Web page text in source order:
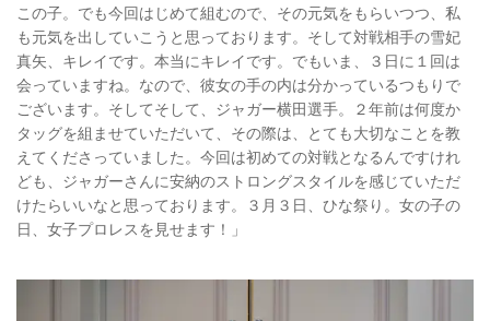
この子。でも今回はじめて組むので、その元気をもらいつつ、私
も元気を出していこうと思っております。そして対戦相手の雪妃
真矢、キレイです。本当にキレイです。でもいま、３日に１回は
会っていますね。なので、彼女の手の内は分かっているつもりで
ございます。そしてそして、ジャガー横田選手。２年前は何度か
タッグを組ませていただいて、その際は、とても大切なことを教
えてくださっていました。今回は初めての対戦となるんですけれ
ども、ジャガーさんに安納のストロングスタイルを感じていただ
けたらいいなと思っております。３月３日、ひな祭り。女の子の
日、女子プロレスを見せます！」